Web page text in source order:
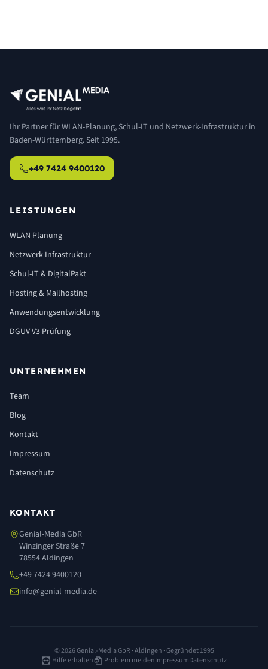
Ihr Partner für WLAN-Planung, Schul-IT und Netzwerk-Infrastruktur in
Baden-Württemberg. Seit 1995.
+49 7424 9400120
LEISTUNGEN
WLAN Planung
Netzwerk-Infrastruktur
Schul-IT & DigitalPakt
Hosting & Mailhosting
Anwendungsentwicklung
DGUV V3 Prüfung
UNTERNEHMEN
Team
Blog
Kontakt
Impressum
Datenschutz
KONTAKT
Genial-Media GbR
Winzinger Straße 7
78554 Aldingen
+49 7424 9400120
info@genial-media.de
© 2026 Genial-Media GbR · Aldingen · Gegründet 1995
Hilfe erhalten
Problem meldenImpressumDatenschutz